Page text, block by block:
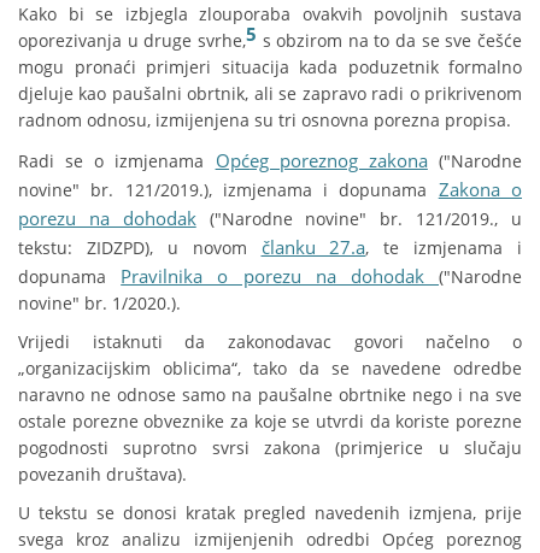
Kako bi se izbjegla zlouporaba ovakvih povoljnih sustava
oporezivanja u druge svrhe,5 s obzirom na to da se sve češće
mogu pronaći primjeri situacija kada poduzetnik formalno
djeluje kao paušalni obrtnik, ali se zapravo radi o prikrivenom
radnom odnosu, izmijenjena su tri osnovna porezna propisa.
Radi se o izmjenama Općeg poreznog zakona("Narodne
novine" br. 121/2019.), izmjenama i dopunama Zakona o
porezu na dohodak("Narodne novine" br. 121/2019., u
tekstu: ZIDZPD), u novom članku 27.a, te izmjenama i
dopunama Pravilnika o porezu na dohodak("Narodne
novine" br. 1/2020.).
Vrijedi istaknuti da zakonodavac govori načelno o
„organizacijskim oblicima“, tako da se navedene odredbe
naravno ne odnose samo na paušalne obrtnike nego i na sve
ostale porezne obveznike za koje se utvrdi da koriste porezne
pogodnosti suprotno svrsi zakona (primjerice u slučaju
povezanih društava).
U tekstu se donosi kratak pregled navedenih izmjena, prije
svega kroz analizu izmijenjenih odredbi Općeg poreznog